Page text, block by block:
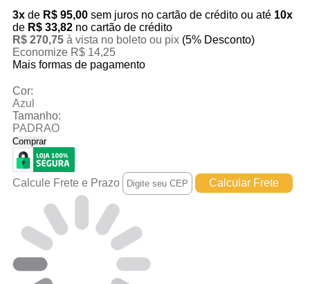
3xde R$ 95,00 sem juros no cartão de crédito ou até 10x
de R$ 33,82no cartão de crédito
R$ 270,75 à vista no boleto ou pix (5% Desconto)
Economize R$ 14,25
Mais formas de pagamento
Cor:
Azul
Tamanho:
PADRAO
Comprar
Calcule Frete e Prazo